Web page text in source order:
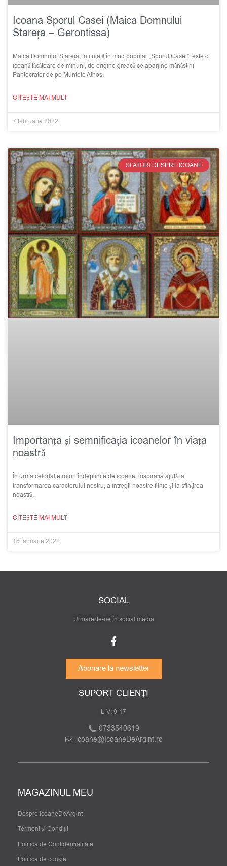
Icoana Sporul Casei (Maica Domnului
Stareța – Gerontissa)
Maica Domnului Stareța, intitulată în mod popular „Sporul Casei”, este o
icoană făcătoare de minuni, de origine greacă ce aparține mănăstirii
Pantocrator de pe Muntele Athos.
CITEȘTE MAI MULT
7 februarie 2022
SFATURI DESPRE ICOANE
Importanța și semnificația icoanelor în viața
noastră
În urma celorlalte roluri îndeplinite de icoane, inspirația ajută la
transformarea caracterului nostru, a întregii noastre fiinţe și Ia sfinţirea
noastră.
CITEȘTE MAI MULT
18 ianuarie 2022
SOCIAL
Urmarește-ne în social media
Abonare la newsletter
SUPORT CLIENȚI
L-V: 9-17
0733540619
icoane@IcoaneDeArgint.ro
MAGAZINUL MEU
Despre IcoaneDeArgint
Termeni și Condiții
Politica de Confidențialitate
Politica de cookie